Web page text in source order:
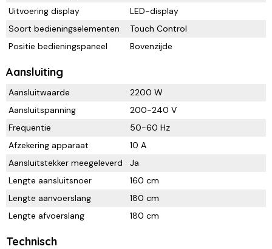
Uitvoering display
LED-display
Soort bedieningselementen
Touch Control
Positie bedieningspaneel
Bovenzijde
Aansluiting
Aansluitwaarde
2200 W
Aansluitspanning
200-240 V
Frequentie
50-60 Hz
Afzekering apparaat
10 A
Aansluitstekker meegeleverd
Ja
Lengte aansluitsnoer
160 cm
Lengte aanvoerslang
180 cm
Lengte afvoerslang
180 cm
Technisch